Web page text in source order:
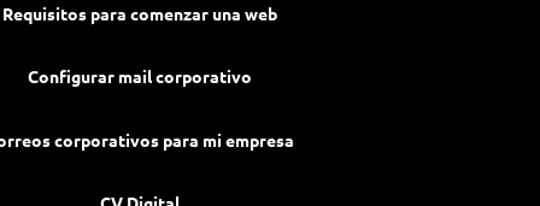
Requisitos para comenzar una web
Configurar mail corporativo
corporativos para mi empresa